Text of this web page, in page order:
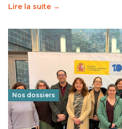
Lire la suite →
Nos dossiers
Éducation au vivre-